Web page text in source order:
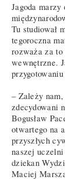
Jagoda
Tu studiował
tegoroczna
rozważa za
wewnętrzne.
– Zależy
zdecydowani
Bogusław
otwartego na
przyszłych
naszej
dziekan
Maciej